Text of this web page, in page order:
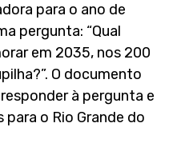
para o ano de
pergunta: “Qual
em 2035, nos 200
O documento
à pergunta e
o Rio Grande do